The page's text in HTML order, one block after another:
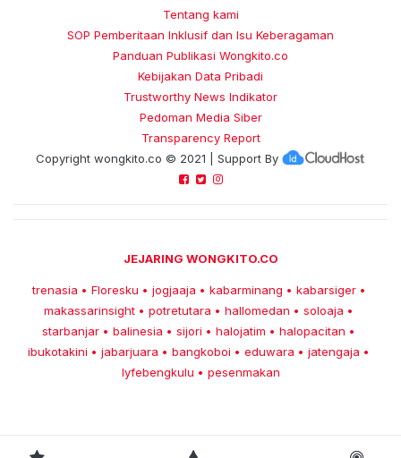
Tentang kami
SOP Pemberitaan Inklusif dan Isu Keberagaman
Panduan Publikasi Wongkito.co
Kebijakan Data Pribadi
Trustworthy News Indikator
Pedoman Media Siber
Transparency Report
Copyright wongkito.co © 2021 | Support By
JEJARING WONGKITO.CO
trenasia • Floresku • jogjaaja • kabarminang • kabarsiger •
makassarinsight • potretutara • hallomedan • soloaja •
starbanjar • balinesia • sijori • halojatim • halopacitan •
ibukotakini • jabarjuara • bangkoboi • eduwara • jatengaja •
lyfebengkulu • pesenmakan